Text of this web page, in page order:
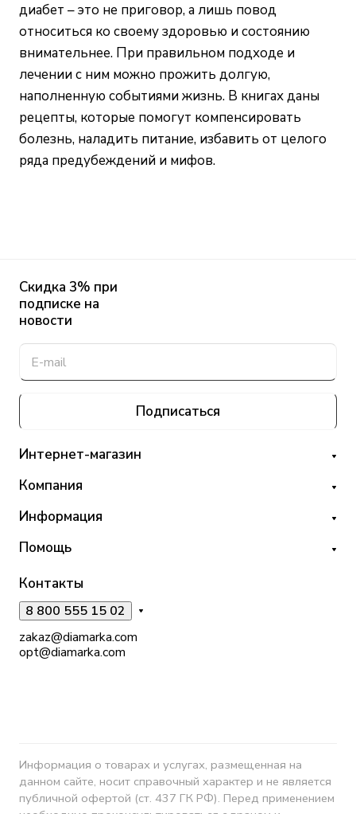
диабет – это не приговор, а лишь повод
относиться ко своему здоровью и состоянию
внимательнее. При правильном подходе и
лечении с ним можно прожить долгую,
наполненную событиями жизнь. В книгах даны
рецепты, которые помогут компенсировать
болезнь, наладить питание, избавить от целого
ряда предубеждений и мифов.
Скидка 3% при
подписке на
новости
Подписаться
Интернет-магазин
Компания
Информация
Помощь
Контакты
8 800 555 15 02
zakaz@diamarka.com
opt@diamarka.com
Информация о товарах и услугах, размещенная на
данном сайте, носит справочный характер и не является
публичной офертой (ст. 437 ГК РФ). Перед применением